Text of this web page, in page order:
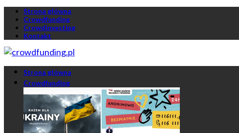
Strona główna
Crowdfunding
Crowdinvesting
Kontakt
Strona główna
Crowdfunding